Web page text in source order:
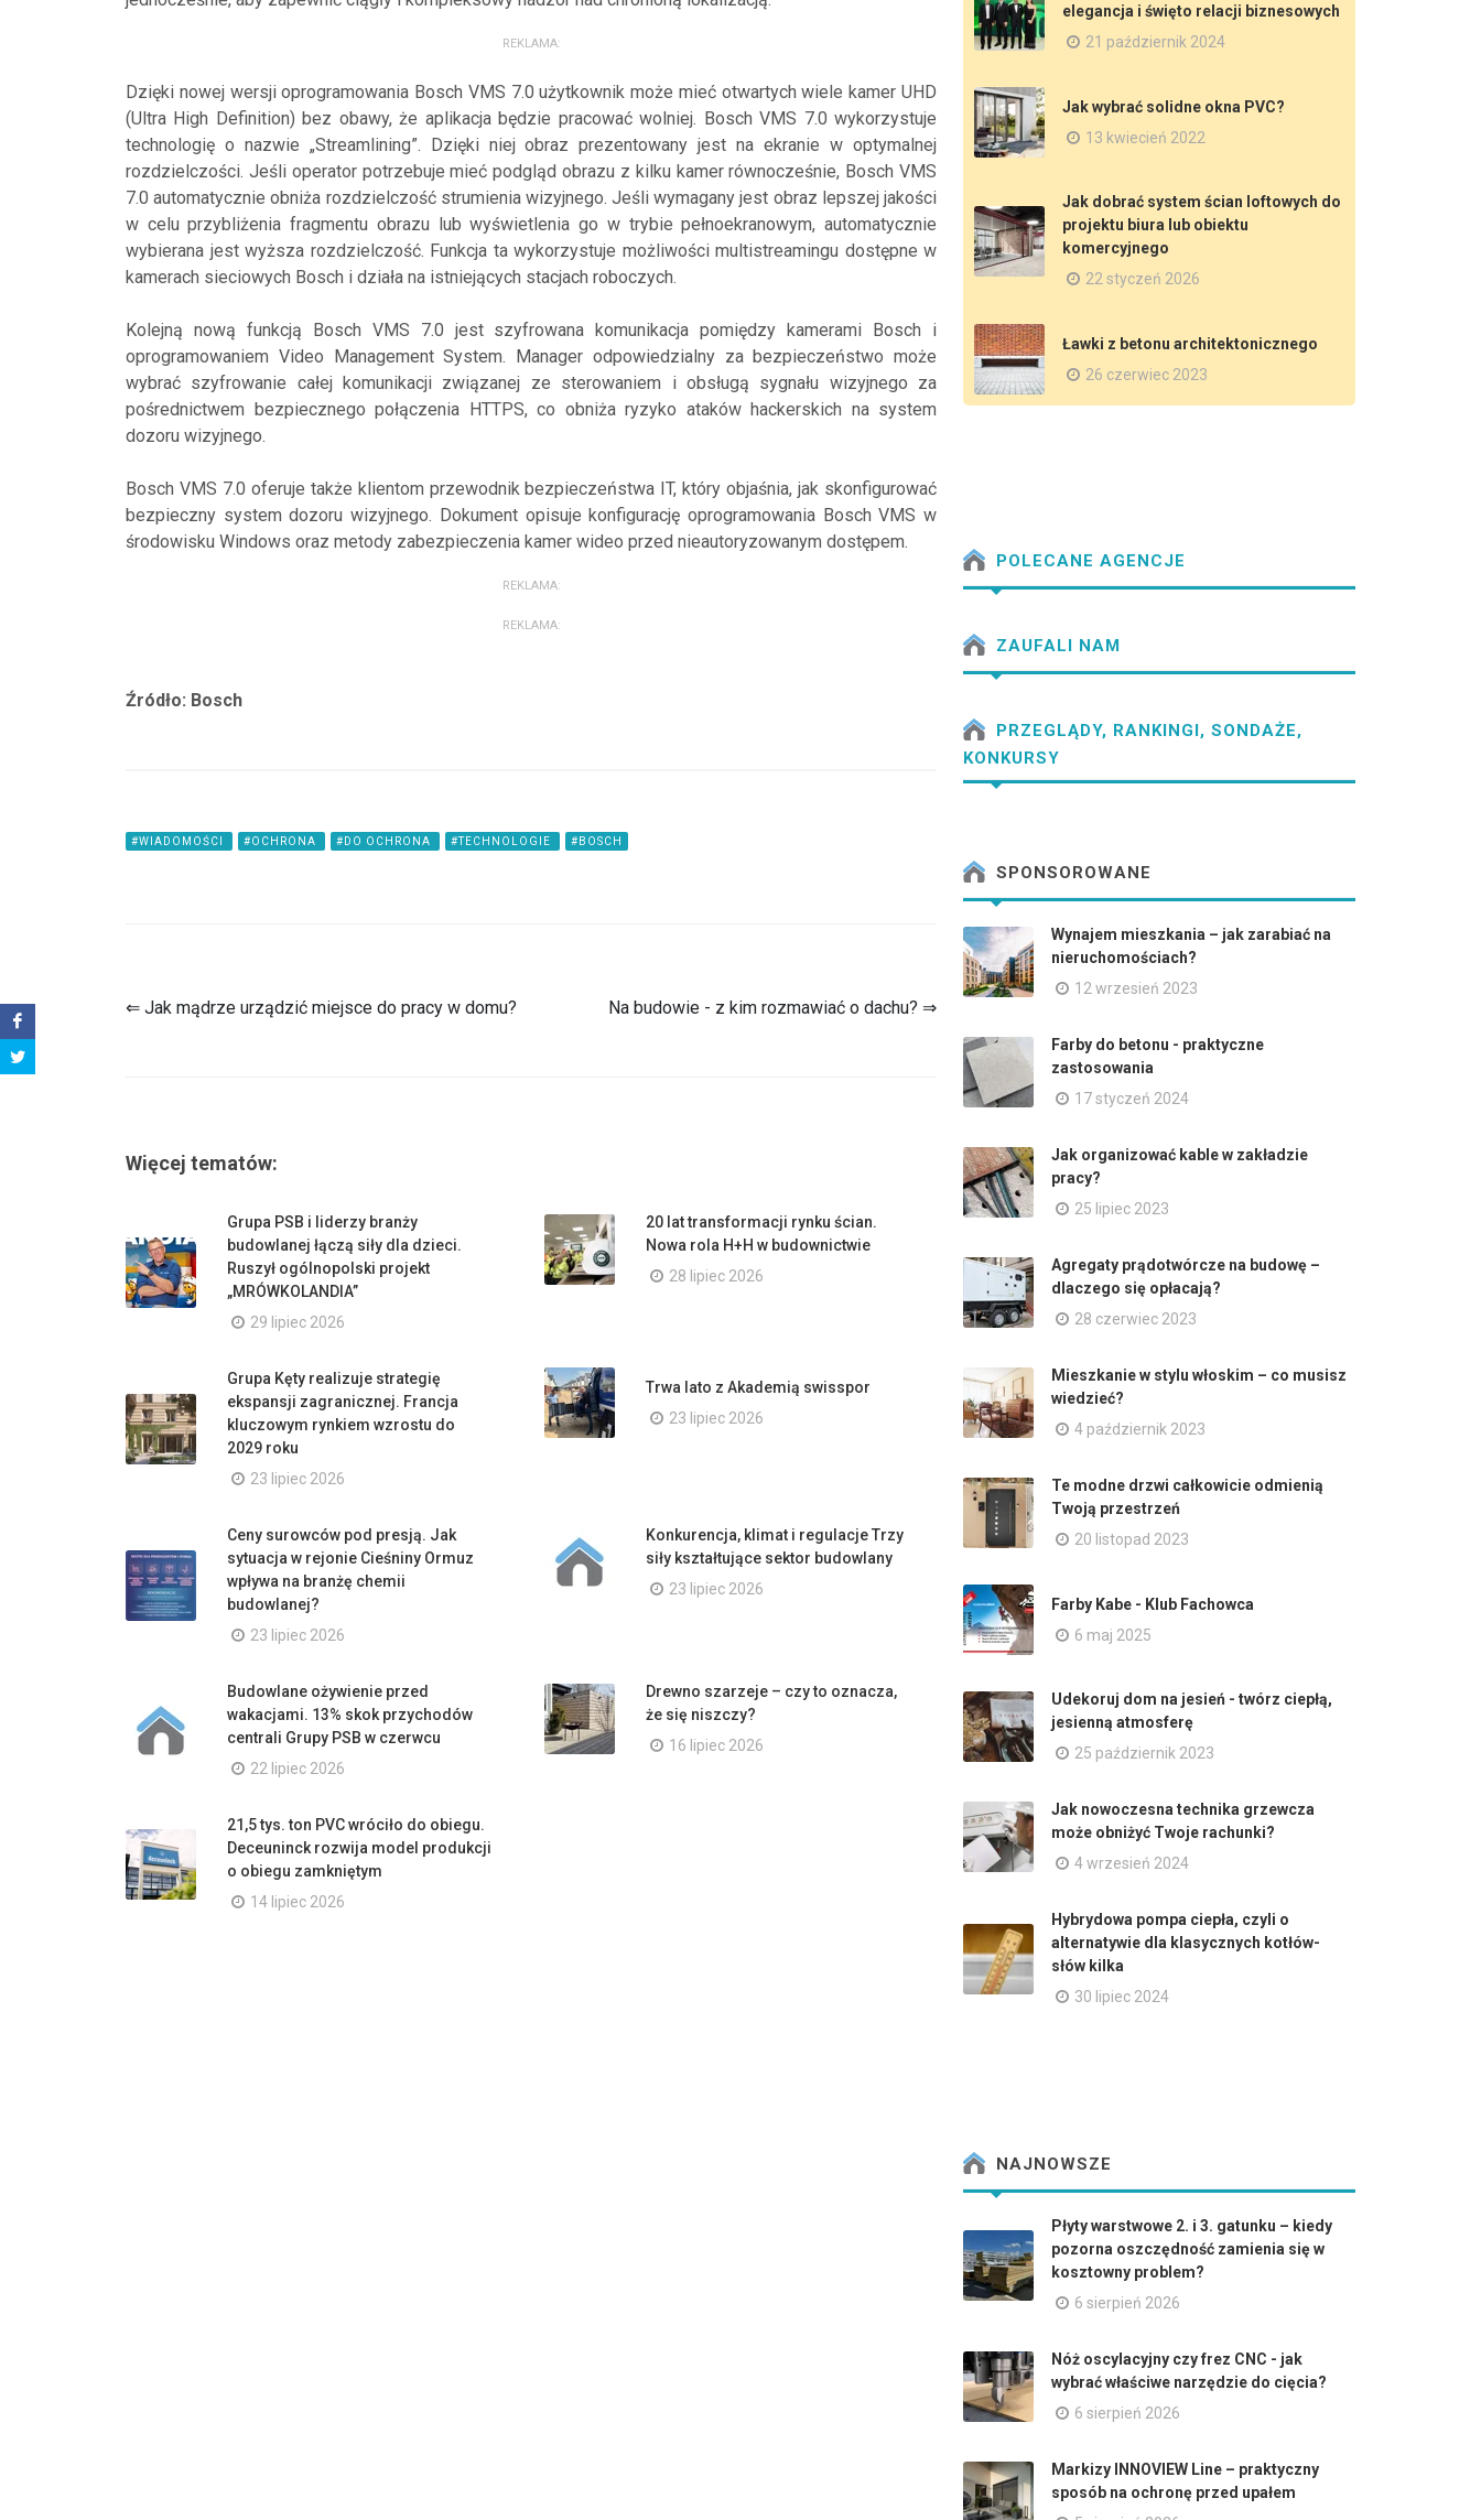
REKLAMA:
Dzięki nowej wersji oprogramowania Bosch VMS 7.0 użytkownik może mieć otwartych wiele kamer UHD
(Ultra High Definition) bez obawy, że aplikacja będzie pracować wolniej. Bosch VMS 7.0 wykorzystuje
technologię o nazwie „Streamlining”. Dzięki niej obraz prezentowany jest na ekranie w optymalnej
rozdzielczości. Jeśli operator potrzebuje mieć podgląd obrazu z kilku kamer równocześnie, Bosch VMS
7.0 automatycznie obniża rozdzielczość strumienia wizyjnego. Jeśli wymagany jest obraz lepszej jakości
w celu przybliżenia fragmentu obrazu lub wyświetlenia go w trybie pełnoekranowym, automatycznie
wybierana jest wyższa rozdzielczość. Funkcja ta wykorzystuje możliwości multistreamingu dostępne w
kamerach sieciowych Bosch i działa na istniejących stacjach roboczych.
Kolejną nową funkcją Bosch VMS 7.0 jest szyfrowana komunikacja pomiędzy kamerami Bosch i
oprogramowaniem Video Management System. Manager odpowiedzialny za bezpieczeństwo może
wybrać szyfrowanie całej komunikacji związanej ze sterowaniem i obsługą sygnału wizyjnego za
pośrednictwem bezpiecznego połączenia HTTPS, co obniża ryzyko ataków hackerskich na system
dozoru wizyjnego.
Bosch VMS 7.0 oferuje także klientom przewodnik bezpieczeństwa IT, który objaśnia, jak skonfigurować
bezpieczny system dozoru wizyjnego. Dokument opisuje konfigurację oprogramowania Bosch VMS w
środowisku Windows oraz metody zabezpieczenia kamer wideo przed nieautoryzowanym dostępem.
REKLAMA:
REKLAMA:
Źródło: Bosch
#WIADOMOŚCI #OCHRONA #DO OCHRONA #TECHNOLOGIE #BOSCH
⇐ Jak mądrze urządzić miejsce do pracy w domu? Na budowie - z kim rozmawiać o dachu? ⇒
Więcej tematów:
Grupa PSB i liderzy branży
budowlanej łączą siły dla dzieci.
Ruszył ogólnopolski projekt
„MRÓWKOLANDIA”
29 lipiec 2026
20 lat transformacji rynku ścian.
Nowa rola H+H w budownictwie
28 lipiec 2026
Grupa Kęty realizuje strategię
ekspansji zagranicznej. Francja
kluczowym rynkiem wzrostu do
2029 roku
23 lipiec 2026
Trwa lato z Akademią swisspor
23 lipiec 2026
Ceny surowców pod presją. Jak
sytuacja w rejonie Cieśniny Ormuz
wpływa na branżę chemii
budowlanej?
23 lipiec 2026
Konkurencja, klimat i regulacje Trzy
siły kształtujące sektor budowlany
23 lipiec 2026
Budowlane ożywienie przed
wakacjami. 13% skok przychodów
centrali Grupy PSB w czerwcu
22 lipiec 2026
Drewno szarzeje – czy to oznacza,
że się niszczy?
16 lipiec 2026
21,5 tys. ton PVC wróciło do obiegu.
Deceuninck rozwija model produkcji
o obiegu zamkniętym
14 lipiec 2026
elegancja i święto relacji biznesowych
21 październik 2024
Jak wybrać solidne okna PVC?
13 kwiecień 2022
Jak dobrać system ścian loftowych do
projektu biura lub obiektu
komercyjnego
22 styczeń 2026
Ławki z betonu architektonicznego
26 czerwiec 2023
POLECANE AGENCJE
ZAUFALI NAM
PRZEGLĄDY, RANKINGI, SONDAŻE,
KONKURSY
SPONSOROWANE
Wynajem mieszkania – jak zarabiać na
nieruchomościach?
12 wrzesień 2023
Farby do betonu - praktyczne
zastosowania
17 styczeń 2024
Jak organizować kable w zakładzie
pracy?
25 lipiec 2023
Agregaty prądotwórcze na budowę –
dlaczego się opłacają?
28 czerwiec 2023
Mieszkanie w stylu włoskim – co musisz
wiedzieć?
4 październik 2023
Te modne drzwi całkowicie odmienią
Twoją przestrzeń
20 listopad 2023
Farby Kabe - Klub Fachowca
6 maj 2025
Udekoruj dom na jesień - twórz ciepłą,
jesienną atmosferę
25 październik 2023
Jak nowoczesna technika grzewcza
może obniżyć Twoje rachunki?
4 wrzesień 2024
Hybrydowa pompa ciepła, czyli o
alternatywie dla klasycznych kotłów-
słów kilka
30 lipiec 2024
NAJNOWSZE
Płyty warstwowe 2. i 3. gatunku – kiedy
pozorna oszczędność zamienia się w
kosztowny problem?
6 sierpień 2026
Nóż oscylacyjny czy frez CNC - jak
wybrać właściwe narzędzie do cięcia?
6 sierpień 2026
Markizy INNOVIEW Line – praktyczny
sposób na ochronę przed upałem